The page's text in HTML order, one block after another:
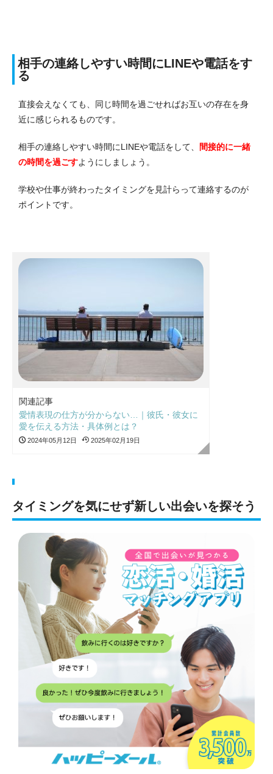
相手の連絡しやすい時間にLINEや電話をす
る
直接会えなくても、同じ時間を過ごせればお互いの存在を身
近に感じられるものです。
相手の連絡しやすい時間にLINEや電話をして、 間接的に一緒
の時間を過ごすようにしましょう。
学校や仕事が終わったタイミングを見計らって連絡するのが
ポイントです。
関連記事
愛情表現の仕方が分からない…｜彼氏・彼女に
愛を伝える方法・具体例とは？
2024年05月12日 2025年02月19日
タイミングを気にせず新しい出会いを探そう